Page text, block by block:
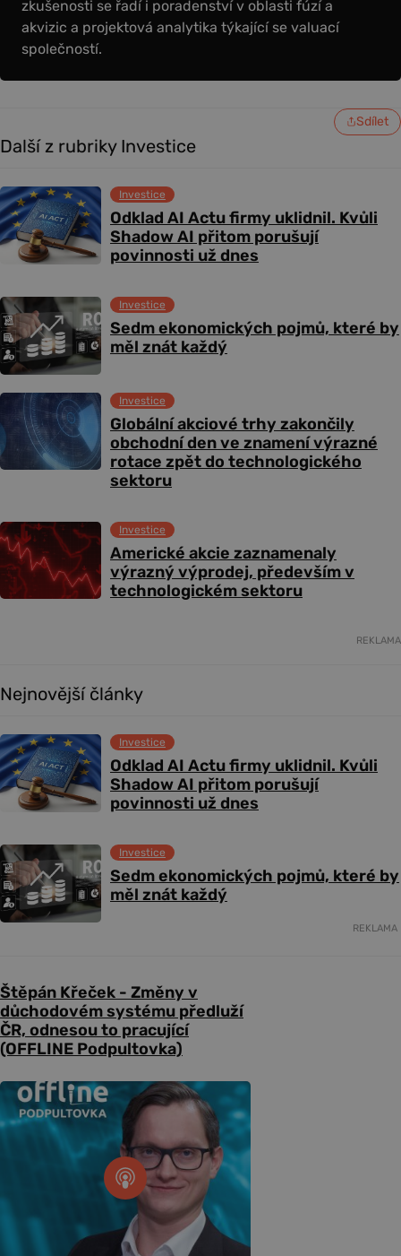
zkušenosti se řadí i poradenství v oblasti fúzí a
akvizic a projektová analytika týkající se valuací
společností.
Sdílet
Další z rubriky Investice
Odklad AI Actu firmy uklidnil. Kvůli
Shadow AI přitom porušují
povinnosti už dnes
Investice
Sedm ekonomických pojmů, které by
měl znát každý
Investice
Globální akciové trhy zakončily
obchodní den ve znamení výrazné
rotace zpět do technologického
sektoru
Investice
Americké akcie zaznamenaly
výrazný výprodej, především v
technologickém sektoru
Investice
REKLAMA
Nejnovější články
Odklad AI Actu firmy uklidnil. Kvůli
Shadow AI přitom porušují
povinnosti už dnes
Investice
Sedm ekonomických pojmů, které by
měl znát každý
Investice
REKLAMA
Štěpán Křeček - Změny v
důchodovém systému předluží
ČR, odnesou to pracující
(OFFLINE Podpultovka)